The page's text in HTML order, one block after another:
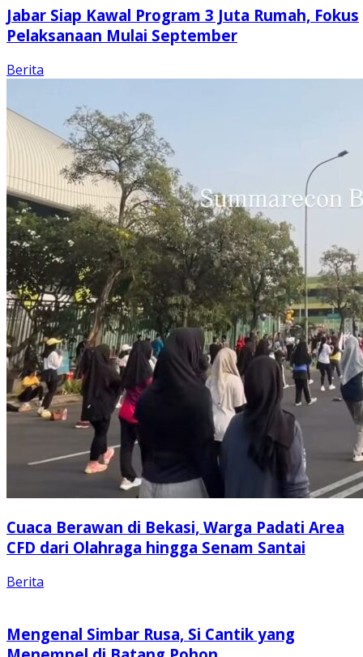
Jabar Siap Kawal Program 3 Juta Rumah, Fokus
Pelaksanaan Mulai September
Berita
Cuaca Berawan di Bekasi, Warga Padati Area
CFD dari Olahraga hingga Senam Santai
Berita
Mengenal Simbar Rusa, Si Cantik yang